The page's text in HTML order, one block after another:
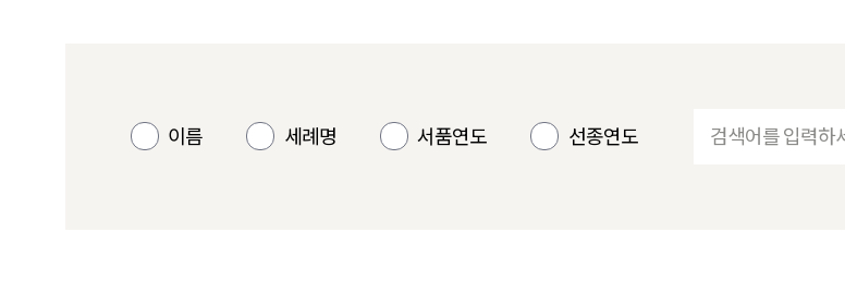
이름 세례명 서품연도 선종연도